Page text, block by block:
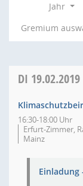
Jahr
Gremium
DI 19.02.2019
16:30-18:00 Uhr
Erfurt-Zimmer,
Mainz